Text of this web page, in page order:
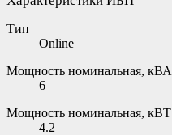
Тип
Online
Мощность номинальная, кВА
6
Мощность номинальная, кВТ
4.2